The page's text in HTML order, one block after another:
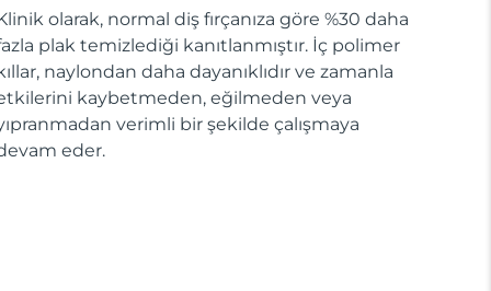
olarak, normal diş fırçanıza göre %30 daha
plak temizlediği kanıtlanmıştır. İç polimer
naylondan daha dayanıklıdır ve zamanla
kaybetmeden, eğilmeden veya
verimli bir şekilde çalışmaya
eder.